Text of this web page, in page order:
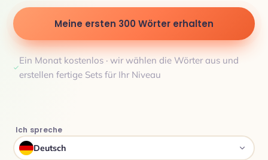
Meine ersten 300 Wörter erhalten
Ein Monat kostenlos · wir wählen die Wörter aus und
erstellen fertige Sets für Ihr Niveau
Ich spreche
Deutsch